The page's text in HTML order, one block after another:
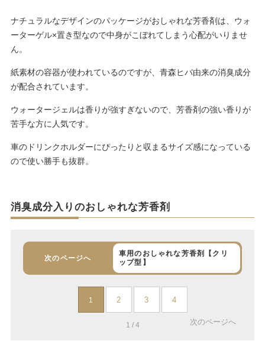
ナチュラルなデザインのパッケージがおしゃれな芳香剤は、ウォ
ーターゲル×置き型なので中身がこぼれてしまう心配がいりませ
ん。
紙素材の容器が使われているのですが、青森ヒバ由来の消臭成分
が配合されています。
ウォータージェルは香りが強すぎないので、芳香剤の強い香りが
苦手な方に人気です。
車のドリンクホルダーにぴったりと収まるサイズ感になっている
ので使い勝手も抜群。
消臭成分入りのおしゃれな芳香剤
次のページへ
車用のおしゃれな芳香剤【クリ
ップ型】
1 2 3 4
1 / 4 次のページへ